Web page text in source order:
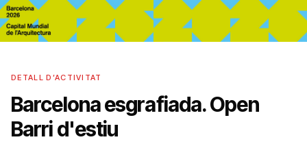
DETALL D’ACTIVITAT
Barcelona esgrafiada. Open
Barri d'estiu